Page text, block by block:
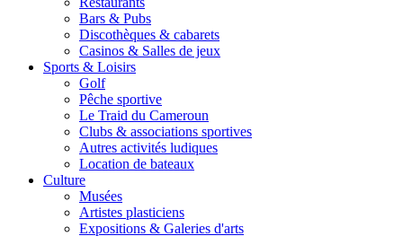
Bars & Pubs
Discothèques & cabarets
Casinos & Salles de jeux
Sports & Loisirs
Golf
Pêche sportive
Le Traid du Cameroun
Clubs & associations sportives
Autres activités ludiques
Location de bateaux
Culture
Musées
Artistes plasticiens
Expositions & Galeries d'arts